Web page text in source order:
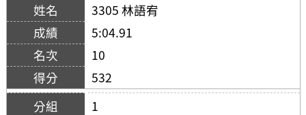
3305 林語宥
5:04.91
10
532
1